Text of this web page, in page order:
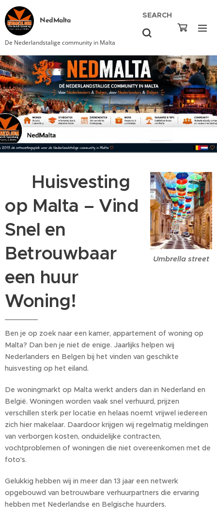
NedMalta
De Nederlandstalige community in Malta
SEARCH
Umbrella street
🏡 Huisvesting
op Malta – Vind
Snel en
Betrouwbaar
een huur
Woning!
Ben je op zoek naar een kamer, appartement of woning op
Malta? Dan ben je niet de enige. Jaarlijks helpen wij
Nederlanders en Belgen bij het vinden van geschikte
huisvesting op het eiland.
De woningmarkt op Malta werkt anders dan in Nederland en
België. Woningen worden vaak snel verhuurd, prijzen
verschillen sterk per locatie en helaas noemt vrijwel iedereen
zich hier makelaar. Daardoor krijgen wij regelmatig meldingen
van verborgen kosten, onduidelijke contracten,
vochtproblemen of woningen die niet overeenkomen met de
foto's.
Gelukkig hebben wij in meer dan 13 jaar een netwerk
opgebouwd van betrouwbare verhuurpartners die ervaring
hebben met Nederlandse en Belgische huurders.